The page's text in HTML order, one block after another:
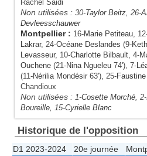
Rachel Saidi
Non utilisées : 30-Taylor Beitz, 26-
Devleesschauwer
Montpellier: 16-Marie Petiteau,
Lakrar, 24-Océane Deslandes (9-
Levasseur, 10-Charlotte Bilbault, 4-
Ouchene (21-Nina Ngueleu 74'), 7-
(11-Nérilia Mondésir 63'), 25-
Chandioux
Non utilisées : 1-Cosette Morché, 2-
Boureille, 15-Cyrielle Blanc
Historique de l'opposition
D1 2023-2024 20e journée